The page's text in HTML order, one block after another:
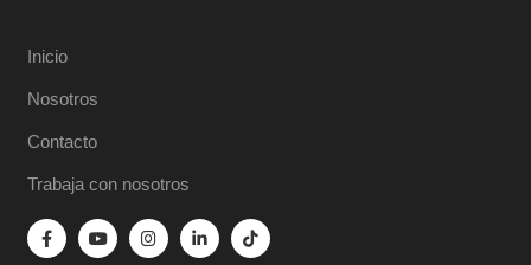
Inicio
Nosotros
Contacto
Trabaja con nosotros